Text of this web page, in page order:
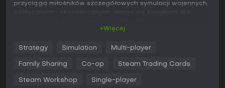
przyciąga miłośników szczegółowych symulacji wojennych,
politycznych i ekonomicznych, stając się klasykiem dla
Hearts of Iron IV
podstawowa pętla rozgrywki polega
na prowadzeniu wybranej nacji przez konflikty epoki,
manewry dyplomatyczne. Gracze nadzorują linie
+Więcej
Strategy Simulation Multi-player
Family Sharing Co-op Steam Trading Cards
Steam Workshop Single-player